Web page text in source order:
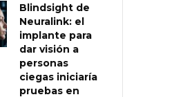
Blindsight de
Neuralink: el
implante para
dar visión a
personas
ciegas iniciaría
pruebas en